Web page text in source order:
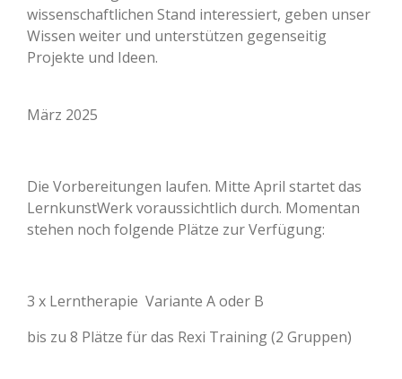
wissenschaftlichen Stand interessiert, geben unser
Wissen weiter und unterstützen gegenseitig
Projekte und Ideen.
März 2025
Die Vorbereitungen laufen. Mitte April startet das
LernkunstWerk voraussichtlich durch. Momentan
stehen noch folgende Plätze zur Verfügung:
3 x Lerntherapie Variante A oder B
bis zu 8 Plätze für das Rexi Training (2 Gruppen)